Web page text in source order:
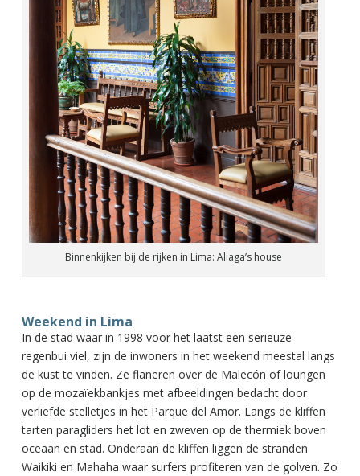
Binnenkijken bij de rijken in Lima: Aliaga’s house
Weekend in Lima
In de stad waar in 1998 voor het laatst een serieuze
regenbui viel, zijn de inwoners in het weekend meestal langs
de kust te vinden. Ze flaneren over de Malecón of loungen
op de mozaïekbankjes met afbeeldingen bedacht door
verliefde stelletjes in het Parque del Amor. Langs de kliffen
tarten paragliders het lot en zweven op de thermiek boven
oceaan en stad. Onderaan de kliffen liggen de stranden
Waikiki en Mahaha waar surfers profiteren van de golven. Zo